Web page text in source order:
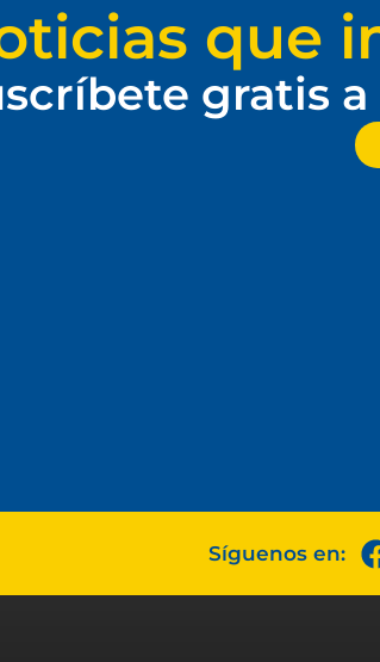
que
gratis
Síguenos en: